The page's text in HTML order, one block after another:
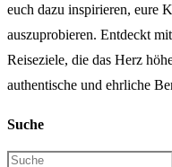
euch dazu inspirieren, eure
auszuprobieren. Entdeckt
Reiseziele, die das Herz
authentische und ehrliche
Suche